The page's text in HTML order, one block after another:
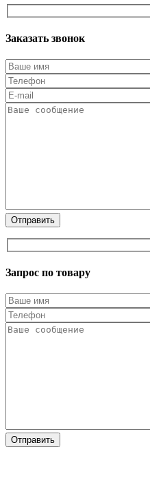
Заказать звонок
Запрос по товару